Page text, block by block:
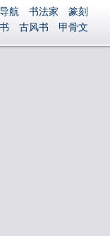
航 书法家
篆刻
古风书
甲骨文
之家
陀佛